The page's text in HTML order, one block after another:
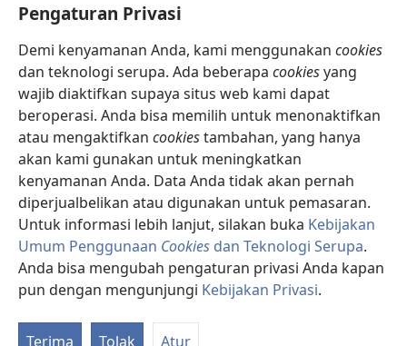
Pengaturan Privasi
Demi kenyamanan Anda, kami menggunakan cookies
dan teknologi serupa. Ada beberapa cookiesyang
wajib diaktifkan supaya situs web kami dapat
beroperasi. Anda bisa memilih untuk menonaktifkan
atau mengaktifkan cookiestambahan, yang hanya
akan kami gunakan untuk meningkatkan
kenyamanan Anda. Data Anda tidak akan pernah
diperjualbelikan atau digunakan untuk pemasaran.
Untuk informasi lebih lanjut, silakan buka Kebijakan
Umum Penggunaan Cookies dan Teknologi Serupa.
Anda bisa mengubah pengaturan privasi Anda kapan
pun dengan mengunjungi Kebijakan Privasi.
Terima Tolak Atur
Sumbangan
(terbuka
di
window
baru)
PERPUSTAKAAN ONLINE Menara Pengawal
(terbuka
di
window
®
(terbuka
di
window
baru)
JW Library ®
Watchtower Library
Copyright
© 2026 Watch Tower Bible and Tract Society of Pennsylvania.
SYARAT PENGGUNAAN|KEBIJAKAN PRIVASI| PENGATURAN PRIVASI